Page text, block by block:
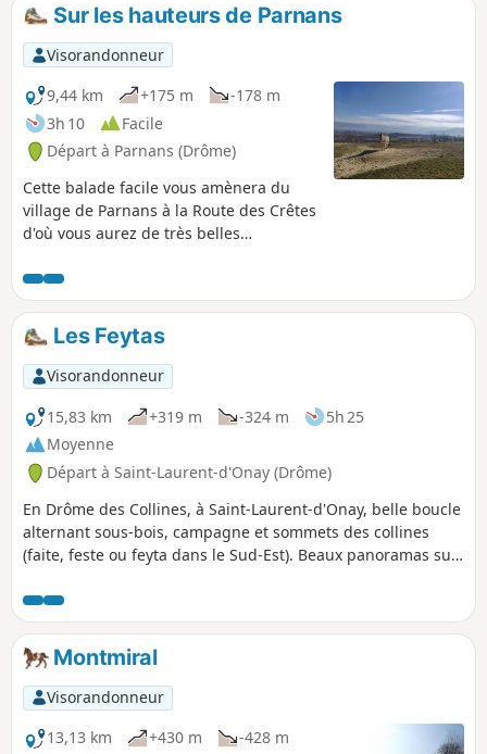
Sur les hauteurs de Parnans
Visorandonneur
9,44 km
+175 m
-178 m
3h 10
Facile
Départ à Parnans (Drôme)
Cette balade facile vous amènera du
village de Parnans à la Route des Crêtes
d'où vous aurez de très belles
sa chaîne de sommets jusqu'au
Veymont, la vallée de l'Isère, ainsi
qu'une vue à l'Ouest du côté de la Vallée
du Rhône et de l'Ardèche.
Les Feytas
Visorandonneur
15,83 km
+319 m -324 m
5h 25
Moyenne
Départ à Saint-Laurent-d'Onay (Drôme)
En Drôme des Collines, à Saint-Laurent-d'Onay, belle boucle
alternant sous-bois, campagne et sommets des collines
(faite, feste ou feyta dans le Sud-Est). Beaux panoramas sur
Montmiral
Visorandonneur
13,13 km
+430 m
-428 m